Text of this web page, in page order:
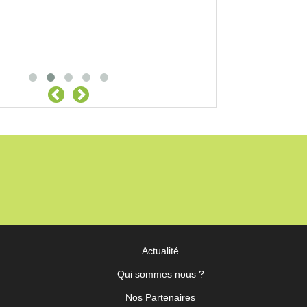
Actualité
Qui sommes nous ?
Nos Partenaires